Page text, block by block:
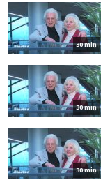
30 min
30 min
30 min